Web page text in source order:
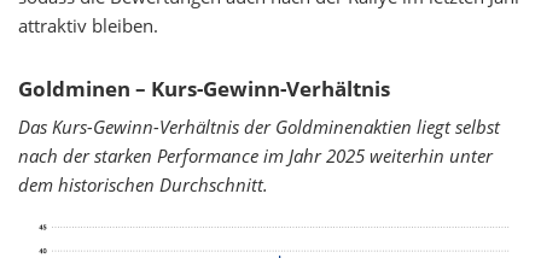
attraktiv bleiben.
Goldminen – Kurs-Gewinn-Verhältnis
Das Kurs-Gewinn-Verhältnis der Goldminenaktien liegt selbst
nach der starken Performance im Jahr 2025 weiterhin unter
dem historischen Durchschnitt.